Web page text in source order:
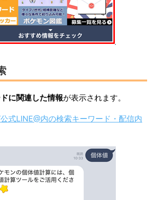
に関連した情報が表示されます。
式LINE@内の検索キーワード・配信内